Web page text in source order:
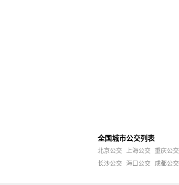
全国城市公交列表
北京公交 上海公交 重庆公交
长沙公交
海口公交 成都公交